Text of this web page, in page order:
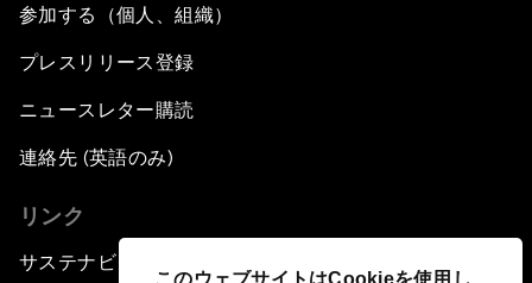
このウェブサイトはCookieを使用し
参加する（個人、組織）
プレスリリース登録
ニュースレター購読
連絡先 (英語のみ)
リンク
サステナビリティへの取り組み